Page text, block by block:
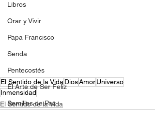
Libros
Orar y Vivir
Papa Francisco
Senda
Pentecostés
El Arte de Ser Feliz
Semillas de Paz
El Sentido de la Vida DiosAmorUniverso
Inmensidad
El Sentido de la Vida